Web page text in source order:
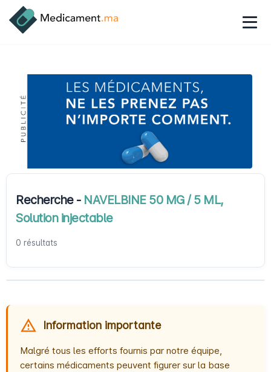
Recherche - NAVELBINE 50 MG / 5 ML,
Solution injectable
0 résultats
Information importante
Malgré tous les efforts fournis par notre équipe,
certains médicaments peuvent figurer sur la base